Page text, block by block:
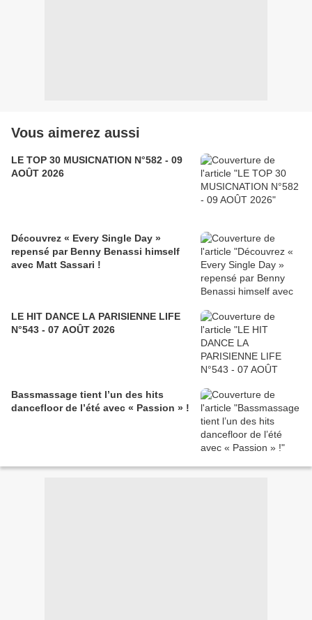
Vous aimerez aussi
LE TOP 30 MUSICNATION N°582 - 09
AOÛT 2026
Découvrez « Every Single Day »
repensé par Benny Benassi himself
avec Matt Sassari !
LE HIT DANCE LA PARISIENNE LIFE
N°543 - 07 AOÛT 2026
Bassmassage tient l’un des hits
dancefloor de l’été avec « Passion » !